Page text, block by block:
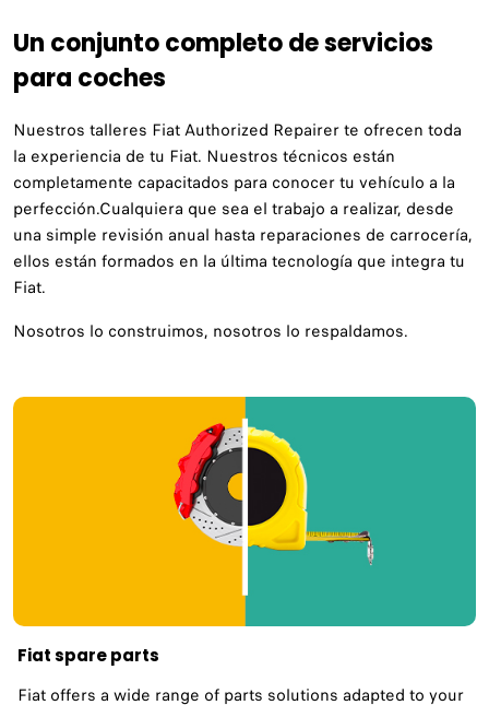
Un conjunto completo de servicios
para coches
Nuestros talleres Fiat Authorized Repairer te ofrecen toda
la experiencia de tu Fiat. Nuestros técnicos están
completamente capacitados para conocer tu vehículo a la
perfección.Cualquiera que sea el trabajo a realizar, desde
una simple revisión anual hasta reparaciones de carrocería,
ellos están formados en la última tecnología que integra tu
Fiat.
Nosotros lo construimos, nosotros lo respaldamos.
Fiat spare parts
Fiat offers a wide range of parts solutions adapted to your